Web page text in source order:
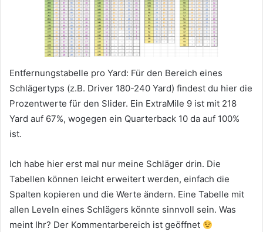
Entfernungstabelle pro Yard: Für den Bereich eines
Schlägertyps (z.B. Driver 180-240 Yard) findest du hier die
Prozentwerte für den Slider. Ein ExtraMile 9 ist mit 218
Yard auf 67%, wogegen ein Quarterback 10 da auf 100%
ist.
Ich habe hier erst mal nur meine Schläger drin. Die
Tabellen können leicht erweitert werden, einfach die
Spalten kopieren und die Werte ändern. Eine Tabelle mit
allen Leveln eines Schlägers könnte sinnvoll sein. Was
meint Ihr? Der Kommentarbereich ist geöffnet